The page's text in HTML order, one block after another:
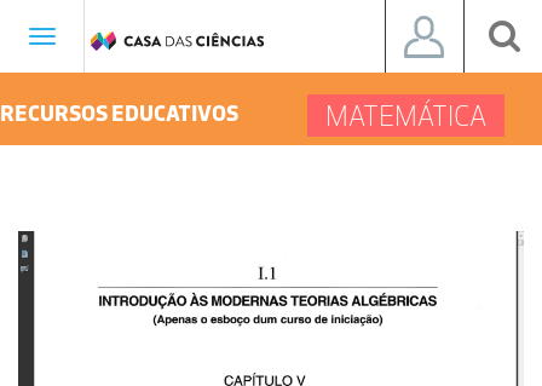
Toggle
RECURSOS EDUCATIVOS MATEMÁTICA